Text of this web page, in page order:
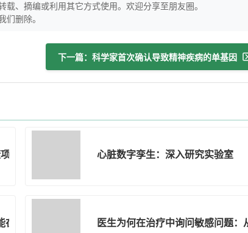
、摘编或利用其它方式使用。欢迎分享至朋友圈。
删除。
下一篇：科学家首次确认导致精神疾病的单基因
目年度报告：推动全欧医疗健康创新
心脏数字孪生：深入研究实验室
在心理健康服务中的应用医生为何在治疗中询问敏感问题